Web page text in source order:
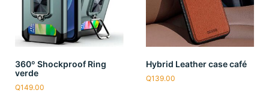
360º Shockproof Ring
verde
Q149.00
Hybrid Leather case café
Q139.00